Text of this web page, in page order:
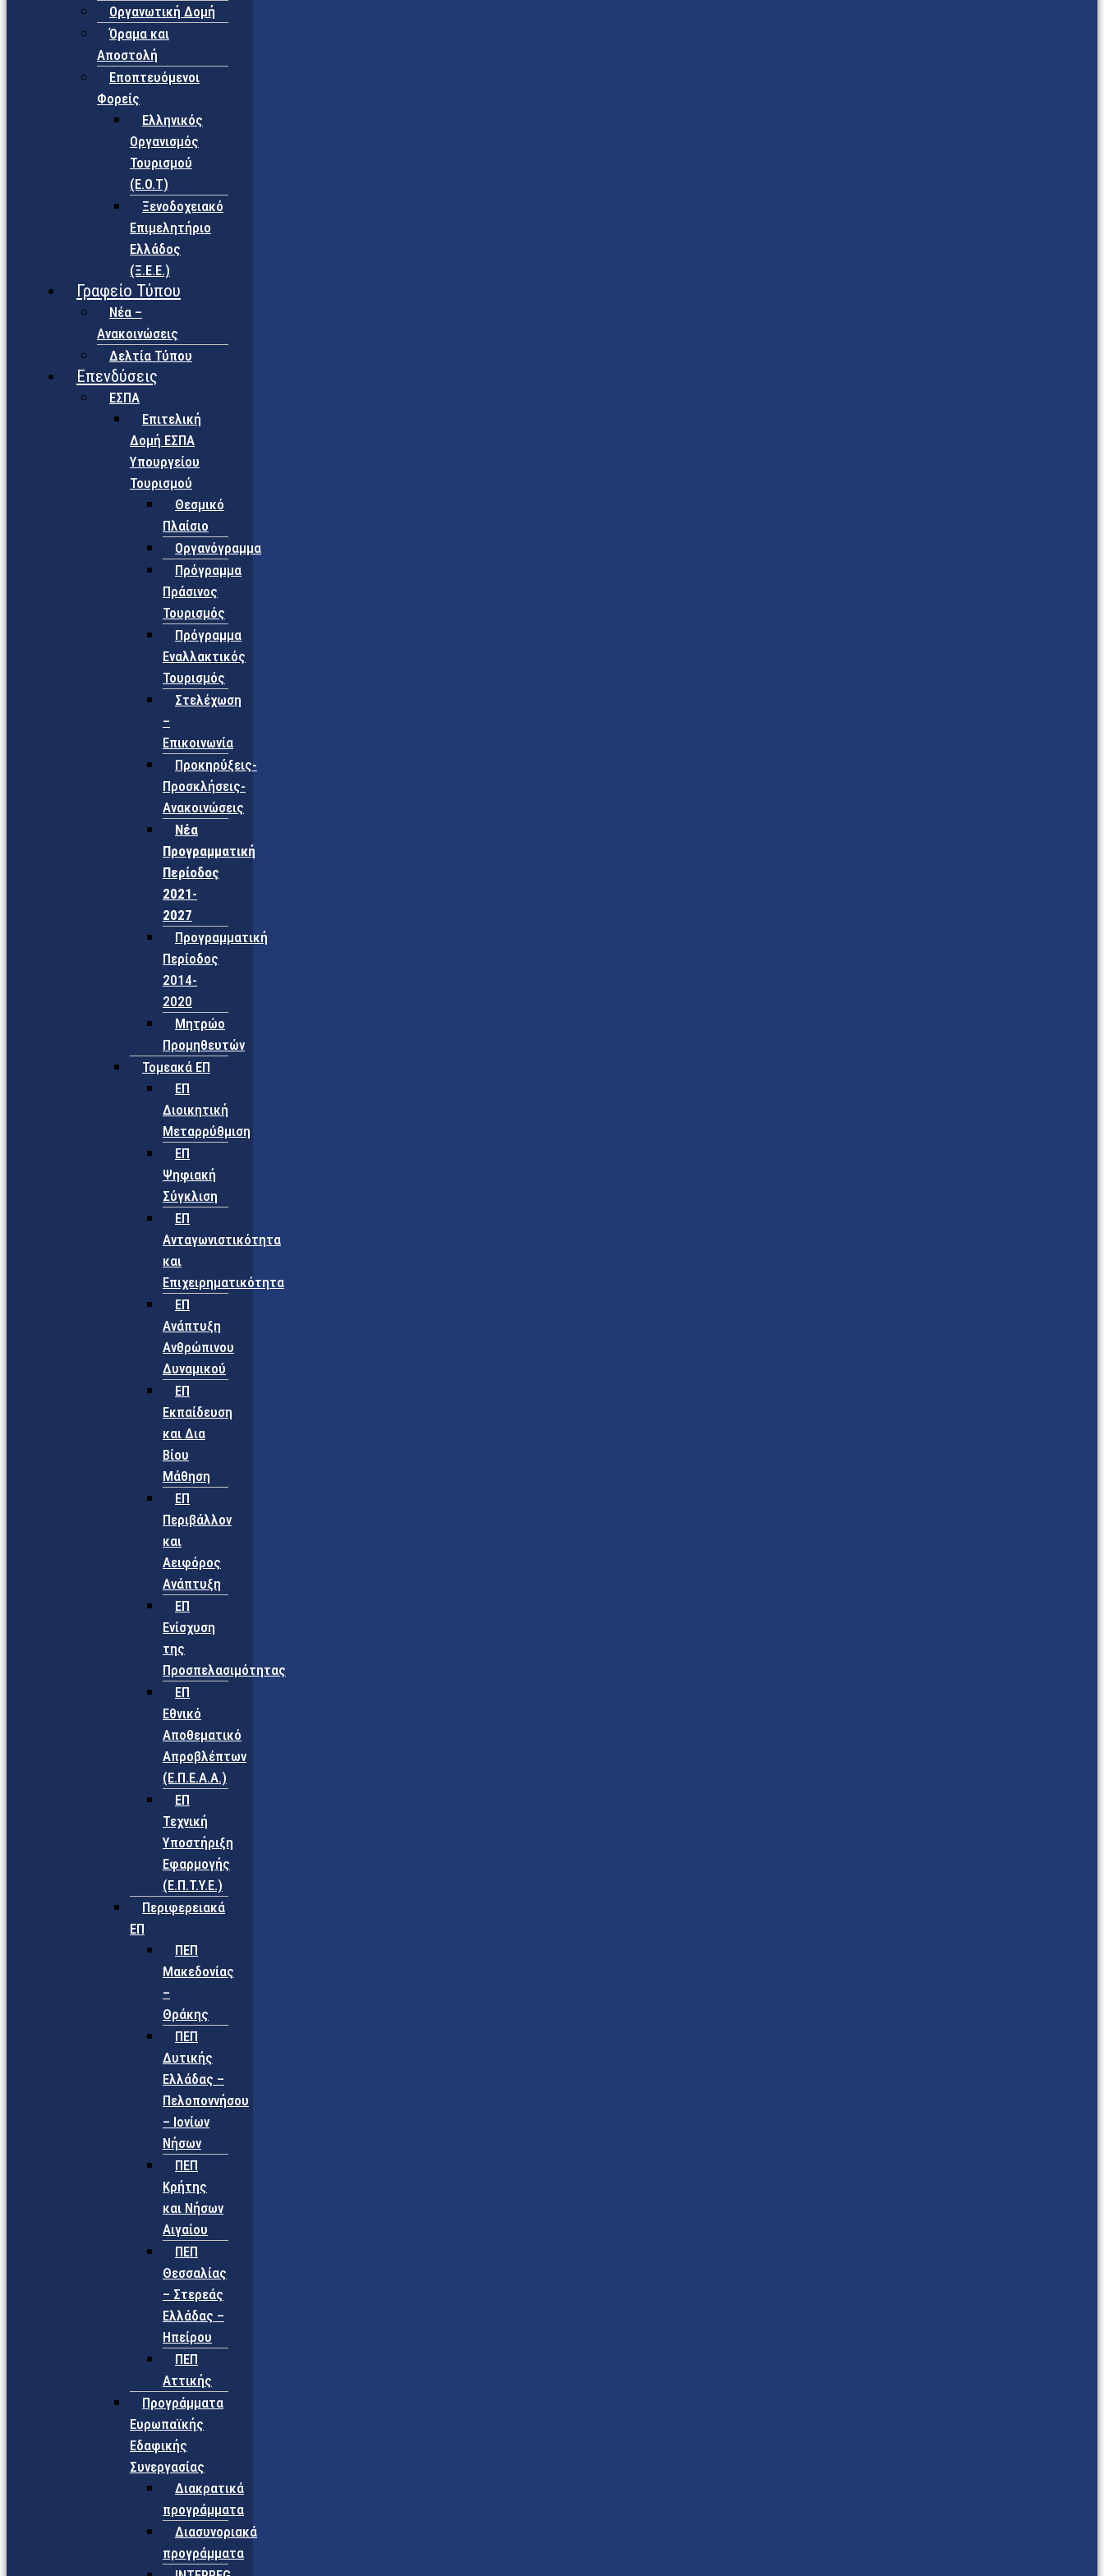
Οργανωτική Δομή
Όραμα και
Αποστολή
Εποπτευόμενοι
Φορείς
Eλληνικός
Οργανισμός
Τουρισμού
(Ε.Ο.Τ)
Ξενοδοχειακό
Επιμελητήριο
Ελλάδος
(Ξ.Ε.Ε.)
Γραφείο Τύπου
Νέα –
Ανακοινώσεις
Δελτία Τύπου
Επενδύσεις
ΕΣΠΑ
Επιτελική
Δομή ΕΣΠΑ
Υπουργείου
Τουρισμού
Θεσμικό
Πλαίσιο
Οργανόγραμμα
Πρόγραμμα
Πράσινος
Τουρισμός
Πρόγραμμα
Εναλλακτικός
Τουρισμός
Στελέχωση
–
Επικοινωνία
Προκηρύξεις-
Προσκλήσεις-
Ανακοινώσεις
Νέα
Προγραμματική
Περίοδος
2021-
2027
Προγραμματική
Περίοδος
2014-
2020
Μητρώο
Προμηθευτών
Τομεακά ΕΠ
ΕΠ
Διοικητική
Μεταρρύθμιση
ΕΠ
Ψηφιακή
Σύγκλιση
ΕΠ
Ανταγωνιστικότητα
και
Επιχειρηματικότητα
ΕΠ
Ανάπτυξη
Ανθρώπινου
Δυναμικού
ΕΠ
Εκπαίδευση
και Δια
Βίου
Μάθηση
ΕΠ
Περιβάλλον
και
Αειφόρος
Ανάπτυξη
ΕΠ
Ενίσχυση
της
Προσπελασιμότητας
ΕΠ
Εθνικό
Αποθεματικό
Απροβλέπτων
(Ε.Π.Ε.Α.Α.)
ΕΠ
Τεχνική
Υποστήριξη
Εφαρμογής
(Ε.Π.Τ.Υ.Ε.)
Περιφερειακά
ΕΠ
ΠΕΠ
Μακεδονίας
–
Θράκης
ΠΕΠ
Δυτικής
Ελλάδας –
Πελοποννήσου
– Ιονίων
Νήσων
ΠΕΠ
Κρήτης
και Νήσων
Αιγαίου
ΠΕΠ
Θεσσαλίας
– Στερεάς
Ελλάδας –
Ηπείρου
ΠΕΠ
Αττικής
Προγράμματα
Ευρωπαϊκής
Εδαφικής
Συνεργασίας
Διακρατικά
προγράμματα
Διασυνοριακά
προγράμματα